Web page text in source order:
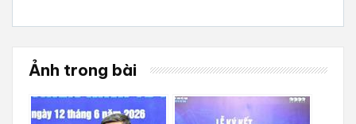
Ảnh trong bài